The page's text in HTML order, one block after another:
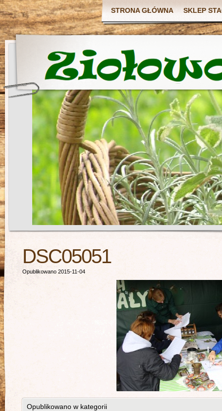
STRONA GŁÓWNA SKLEP
DSC05051
Opublikowano 2015-11-04
Opublikowano w kategorii